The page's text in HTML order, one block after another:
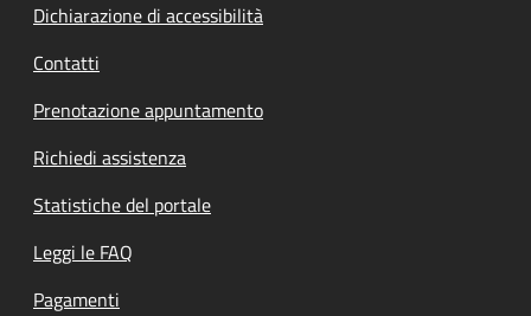
Dichiarazione di accessibilità
Contatti
Prenotazione appuntamento
Richiedi assistenza
Statistiche del portale
Leggi le FAQ
Pagamenti